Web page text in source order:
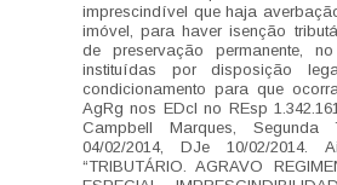
imprescindível que haja
imóvel, para haver isenção
de preservação permanente,
instituídas por disposição
condicionamento para que
AgRg nos EDcl no REsp
Campbell Marques, Segunda
04/02/2014, DJe 10/02/2014.
“TRIBUTÁRIO. AGRAVO